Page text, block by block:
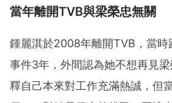
當年離開TVB與梁榮忠無關
鍾麗淇於2008年離開TVB，當時
事件3年，外間認為她不想再見
釋自己本來對工作充滿熱誠，但